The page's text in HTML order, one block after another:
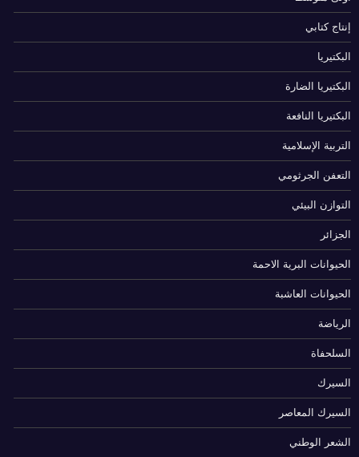
إنتاج كتابي
البكتيريا
البكتيريا الضارة
البكتيريا النافعة
التربية الإسلامية
التعفن الجرثومي
التوازن البيئي
الجزائر
الحيوانات البرية الاحمة
الحيوانات العاشبة
الرياضة
السلحفاة
السيرك
السيرك المعاصر
الشعر الوطني